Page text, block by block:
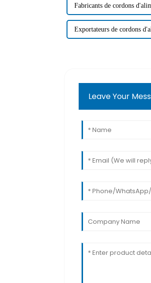
Fabricants de cordons
Exportateurs de cordons
Leave Your